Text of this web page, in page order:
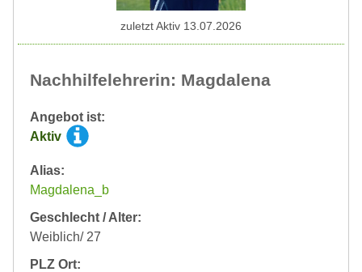
Nachhilfelehrerin: Magdalena
Angebot ist:
Aktiv
Alias:
Magdalena_b
Geschlecht / Alter:
Weiblich/ 27
PLZ Ort:
zuletzt Aktiv 13.07.2026